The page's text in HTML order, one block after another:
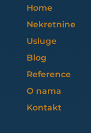
Home
Nekretnine
Usluge
Blog
Reference
O nama
Kontakt